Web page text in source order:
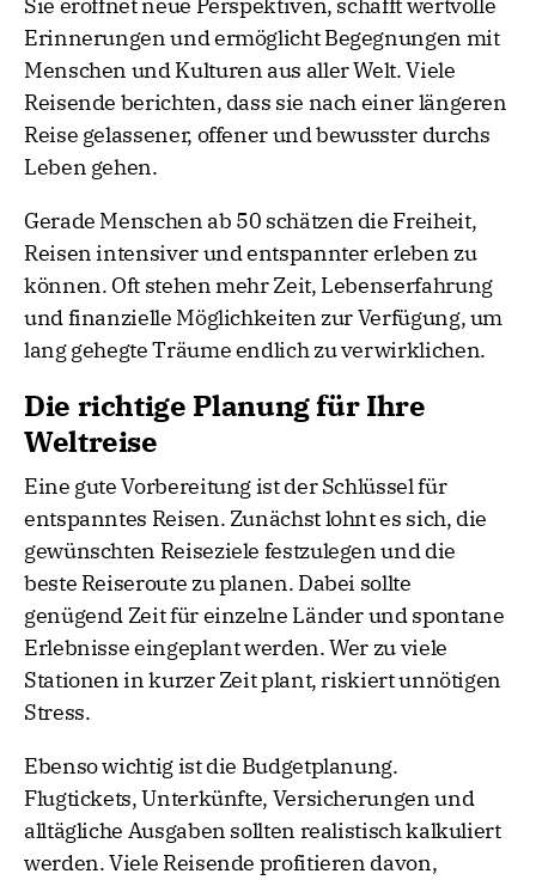
Sie eröffnet neue Perspektiven, schafft wertvolle
Erinnerungen und ermöglicht Begegnungen mit
Menschen und Kulturen aus aller Welt. Viele
Reisende berichten, dass sie nach einer längeren
Reise gelassener, offener und bewusster durchs
Leben gehen.
Gerade Menschen ab 50 schätzen die Freiheit,
Reisen intensiver und entspannter erleben zu
können. Oft stehen mehr Zeit, Lebenserfahrung
und finanzielle Möglichkeiten zur Verfügung, um
lang gehegte Träume endlich zu verwirklichen.
Die richtige Planung für Ihre
Weltreise
Eine gute Vorbereitung ist der Schlüssel für
entspanntes Reisen. Zunächst lohnt es sich, die
gewünschten Reiseziele festzulegen und die
beste Reiseroute zu planen. Dabei sollte
genügend Zeit für einzelne Länder und spontane
Erlebnisse eingeplant werden. Wer zu viele
Stationen in kurzer Zeit plant, riskiert unnötigen
Stress.
Ebenso wichtig ist die Budgetplanung.
Flugtickets, Unterkünfte, Versicherungen und
alltägliche Ausgaben sollten realistisch kalkuliert
werden. Viele Reisende profitieren davon,